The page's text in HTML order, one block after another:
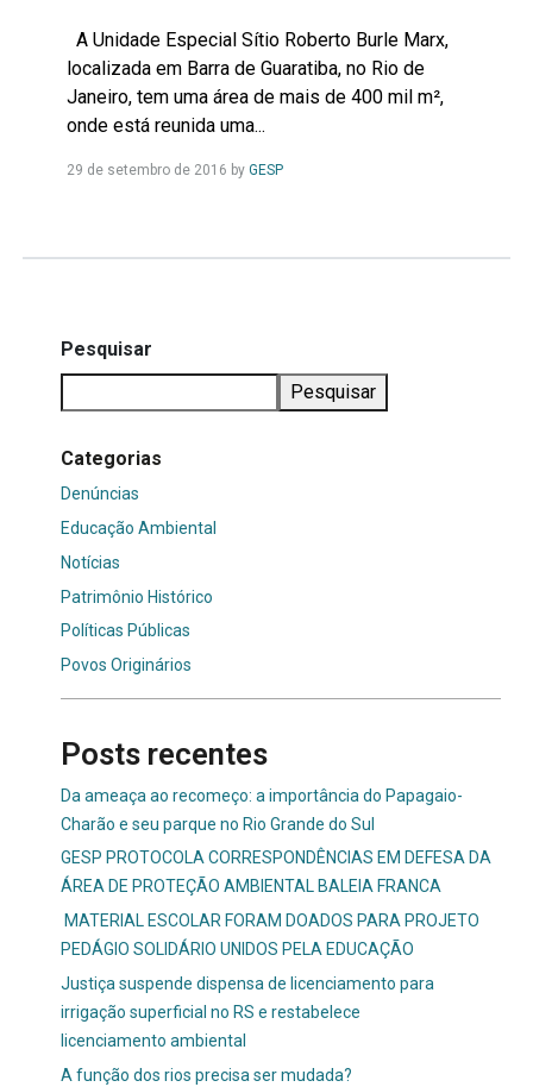
A Unidade Especial Sítio Roberto Burle Marx,
localizada em Barra de Guaratiba, no Rio de
Janeiro, tem uma área de mais de 400 mil m²,
onde está reunida uma...
29 de setembro de 2016 by GESPLeia
Pesquisar
Pesquisar
Categorias
Denúncias
Educação Ambiental
Notícias
Patrimônio Histórico
Políticas Públicas
Povos Originários
Posts recentes
Da ameaça ao recomeço: a importância do Papagaio-
Charão e seu parque no Rio Grande do Sul
GESP PROTOCOLA CORRESPONDÊNCIAS EM DEFESA DA
ÁREA DE PROTEÇÃO AMBIENTAL BALEIA FRANCA
MATERIAL ESCOLAR FORAM DOADOS PARA PROJETO
PEDÁGIO SOLIDÁRIO UNIDOS PELA EDUCAÇÃO
Justiça suspende dispensa de licenciamento para
irrigação superficial no RS e restabelece
licenciamento ambiental
A função dos rios precisa ser mudada?